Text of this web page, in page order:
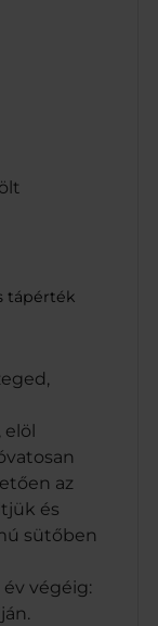
tápérték
az
és
sütőben
végéig: